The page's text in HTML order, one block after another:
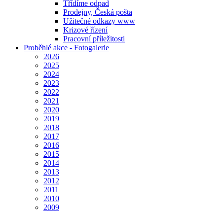
Třídíme odpad
Prodejny, Česká pošta
Užitečné odkazy www
Krizové řízení
Pracovní příležitosti
Proběhlé akce - Fotogalerie
2026
2025
2024
2023
2022
2021
2020
2019
2018
2017
2016
2015
2014
2013
2012
2011
2010
2009